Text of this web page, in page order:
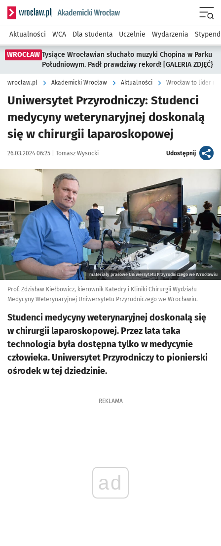
Serwis informacyjny wroclaw.pl podserwis: Akademicki
Aktualności WCA Dla studenta Uczelnie Wydarzenia
WROCŁAW Tysiące Wrocławian słuchało muzyki Chopina w Parku
Południowym. Padł prawdziwy rekord! [GALERIA ZDJĘĆ}
wroclaw.pl Akademicki Wrocław Aktualności Wrocław to lider
Uniwersytet Przyrodniczy: Studenci
medycyny weterynaryjnej doskonalą
się w chirurgii laparoskopowej
Data publikacji:
26.03.2024 06:25 | Autor:
Tomasz Wysocki Udostępnijartykuł
Kliknij, aby powiększyć
materiały prasowe Uniwersytetu Przyrodniczego we Wrocławiu
Prof. Zdzisław Kiełbowicz, kierownik Katedry i Kliniki Chirurgii Wydziału
Medycyny Weterynaryjnej Uniwersytetu Przyrodniczego we Wrocławiu.
Studenci medycyny weterynaryjnej doskonalą się
w chirurgii laparoskopowej. Przez lata taka
technologia była dostępna tylko w medycynie
człowieka. Uniwersytet Przyrodniczy to pionierski
ośrodek w tej dziedzinie.
REKLAMA
ad